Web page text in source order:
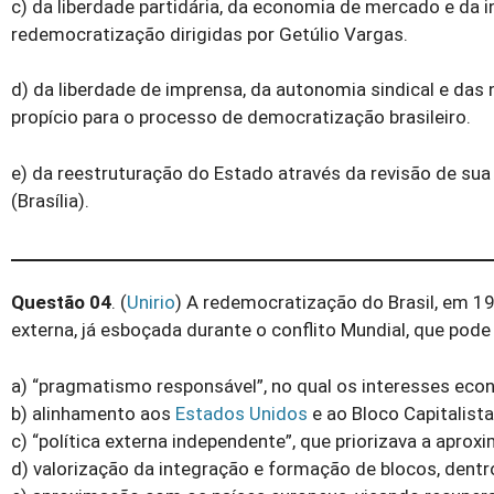
c) da liberdade partidária, da economia de mercado e
redemocratização dirigidas por Getúlio Vargas.
d) da liberdade de imprensa, da autonomia sindical e
propício para o processo de democratização brasileiro.
e) da reestruturação do Estado através da revisão de
(Brasília).
Questão 04. (Unirio) A redemocratização do Brasil, em
externa, já esboçada durante o conﬂito Mundial, que
a) “pragmatismo responsável”, no qual os interesses
b) alinhamento aos Estados Unidos e ao Bloco
c) “política externa independente”, que priorizava a
d) valorização da integração e formação de blocos,